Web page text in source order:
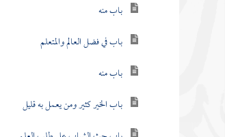
باب منه
باب في فضل العالم والمتعلم
باب منه
باب الخير كثير ومن يعمل به قليل